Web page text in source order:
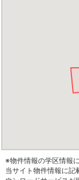
※物件情報の学区情報
当サイト物件情報に記